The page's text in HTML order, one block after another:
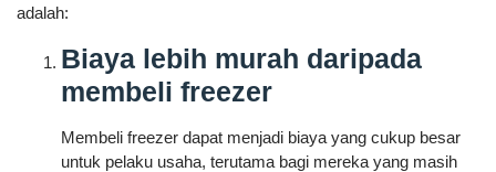
adalah:
Biaya lebih murah daripada
membeli freezer
Membeli freezer dapat menjadi biaya yang cukup besar
untuk pelaku usaha, terutama bagi mereka yang masih